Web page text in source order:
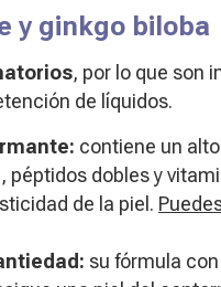
y ginkgo biloba
, por lo que son
de líquidos.
contiene un
dobles y
de la piel.
su fórmula